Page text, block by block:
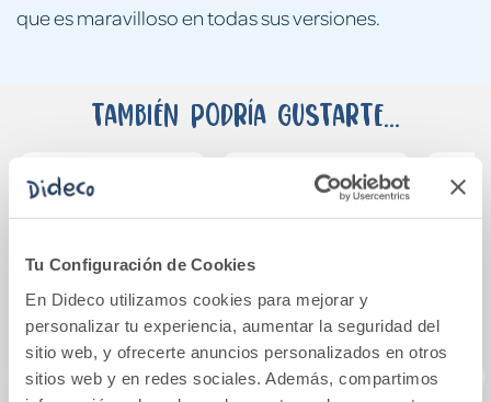
Tu Configuración de Cookies
En Dideco utilizamos cookies para mejorar y
personalizar tu experiencia, aumentar la seguridad del
sitio web, y ofrecerte anuncios personalizados en otros
sitios web y en redes sociales. Además, compartimos
que es maravilloso en todas sus versiones.
También podría gustarte...